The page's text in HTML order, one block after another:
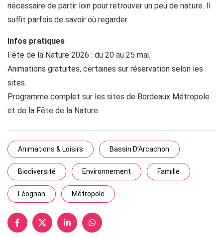
nécessaire de partir loin pour retrouver un peu de nature. Il
suffit parfois de savoir où regarder.
Infos pratiques
Fête de la Nature 2026 : du 20 au 25 mai.
Animations gratuites, certaines sur réservation selon les
sites.
Programme complet sur les sites de Bordeaux Métropole
et de la Fête de la Nature.
Animations & Loisirs Bassin D’Arcachon
Biodiversité Environnement Famille
Léognan Métropole